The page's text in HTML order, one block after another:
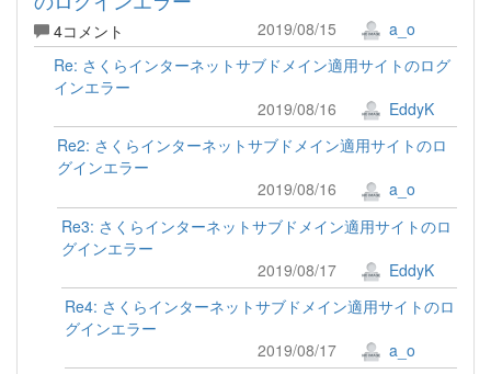
4コメント 2019/08/15
a_o
Re: さくらインターネットサブドメイン適用サイトのログ
インエラー
2019/08/16
EddyK
Re2: さくらインターネットサブドメイン適用サイトのロ
グインエラー
2019/08/16
a_o
Re3: さくらインターネットサブドメイン適用サイトのロ
グインエラー
2019/08/17
EddyK
Re4: さくらインターネットサブドメイン適用サイトのロ
グインエラー
2019/08/17
a_o